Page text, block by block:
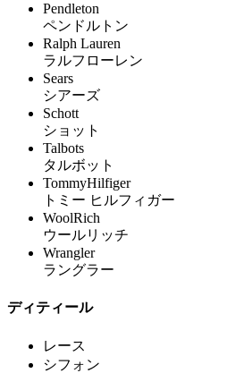
Pendleton
ペンドルトン
Ralph Lauren
ラルフローレン
Sears
シアーズ
Schott
ショット
Talbots
タルボット
TommyHilfiger
トミー ヒルフィガー
WoolRich
ウールリッチ
Wrangler
ラングラー
ディティール
レース
シフォン